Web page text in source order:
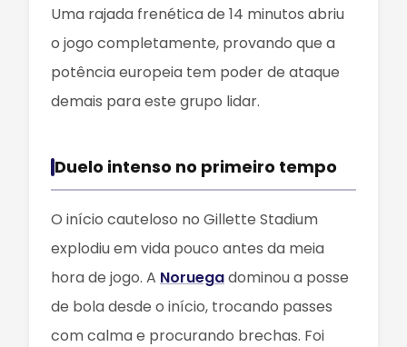
Uma rajada frenética de 14 minutos abriu
o jogo completamente, provando que a
potência europeia tem poder de ataque
demais para este grupo lidar.
Duelo intenso no primeiro tempo
O início cauteloso no Gillette Stadium
explodiu em vida pouco antes da meia
hora de jogo. A Noruegadominou a posse
de bola desde o início, trocando passes
com calma e procurando brechas. Foi